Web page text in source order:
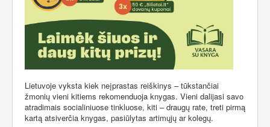
Lietuvoje vyksta kiek neįprastas reiškinys – tūkstančiai
žmonių vieni kitiems rekomenduoja knygas. Vieni dalijasi savo
atradimais socialiniuose tinkluose, kiti – draugų rate, treti pirmą
kartą atsiverčia knygas, pasiūlytas artimųjų ar kolegų.